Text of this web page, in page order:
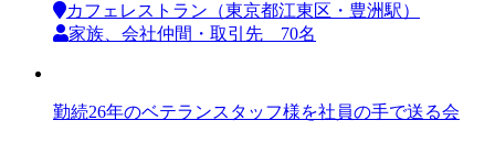
カフェレストラン（東京都江東区・豊洲駅）
家族、会社仲間・取引先 70名
勤続26年のベテランスタッフ様を社員の手で送る会